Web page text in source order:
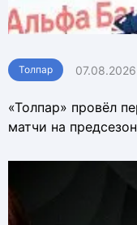
Толпар 07.08.2026
«Толпар» провёл
матчи на